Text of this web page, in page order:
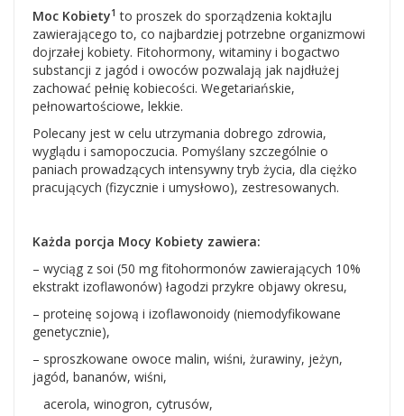
Moc Kobiety1 to proszek do sporządzenia koktajlu
zawierającego to, co najbardziej potrzebne organizmowi
dojrzałej kobiety. Fitohormony, witaminy i bogactwo
substancji z jagód i owoców pozwalają jak najdłużej
zachować pełnię kobiecości. Wegetariańskie,
pełnowartościowe, lekkie.
Polecany jest w celu utrzymania dobrego zdrowia,
wyglądu i samopoczucia. Pomyślany szczególnie o
paniach prowadzących intensywny tryb życia, dla ciężko
pracujących (fizycznie i umysłowo), zestresowanych.
Każda porcja Mocy Kobiety zawiera:
– wyciąg z soi (50 mg fitohormonów zawierających 10%
ekstrakt izoflawonów) łagodzi przykre objawy okresu,
– proteinę sojową i izoflawonoidy (niemodyfikowane
genetycznie),
– sproszkowane owoce malin, wiśni, żurawiny, jeżyn,
jagód, bananów, wiśni,
acerola, winogron, cytrusów,